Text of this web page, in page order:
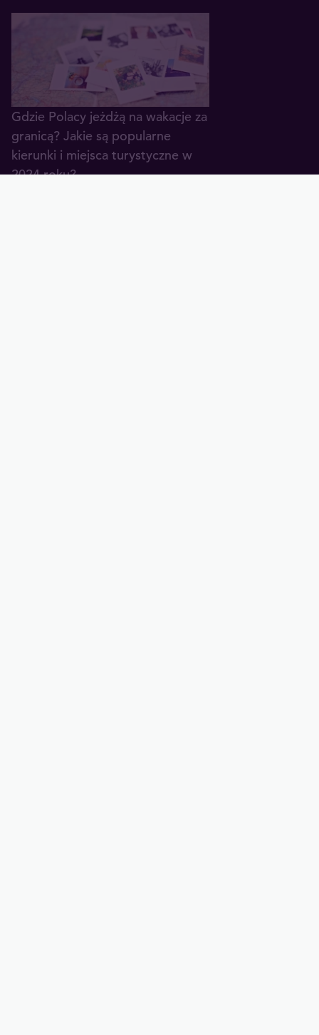
Gdzie Polacy jeżdżą na wakacje za
granicą? Jakie są popularne
kierunki i miejsca turystyczne w
2024 roku?